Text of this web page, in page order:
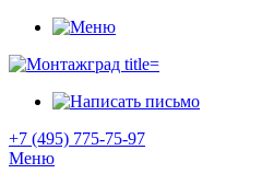
+7 (495) 775-75-97
Меню